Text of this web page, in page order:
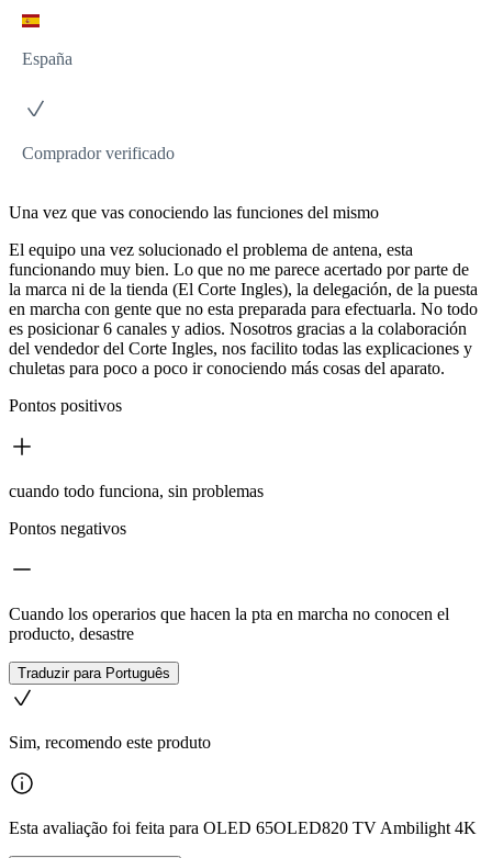
España
Comprador verificado
Una vez que vas conociendo las funciones del mismo
El equipo una vez solucionado el problema de antena, esta
funcionando muy bien. Lo que no me parece acertado por parte de
la marca ni de la tienda (El Corte Ingles), la delegación, de la puesta
en marcha con gente que no esta preparada para efectuarla. No todo
es posicionar 6 canales y adios. Nosotros gracias a la colaboración
del vendedor del Corte Ingles, nos facilito todas las explicaciones y
chuletas para poco a poco ir conociendo más cosas del aparato.
Pontos positivos
cuando todo funciona, sin problemas
Pontos negativos
Cuando los operarios que hacen la pta en marcha no conocen el
producto, desastre
Traduzir para Português
Sim, recomendo este produto
Esta avaliação foi feita para OLED 65OLED820 TV Ambilight 4K